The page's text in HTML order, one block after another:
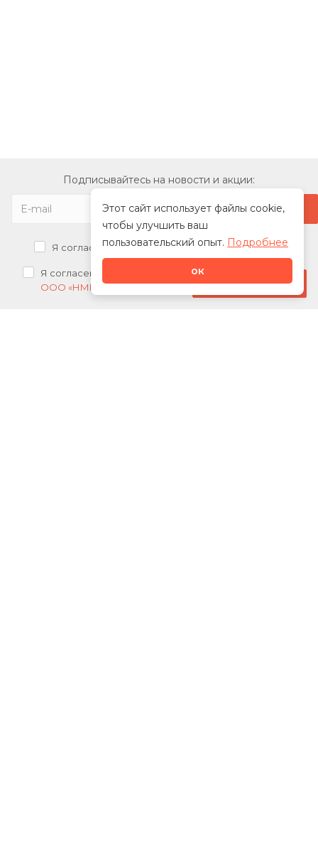
Этот сайт использует файлы cookie,
чтобы улучшить ваш
пользовательский опыт. Подробнее
ок
Подписывайтесь на новости и акции:
Я согласен наобработку персональных данных
Я согласен на
получение рекламных рассылок от
ООО «НМК»
Стать дилером